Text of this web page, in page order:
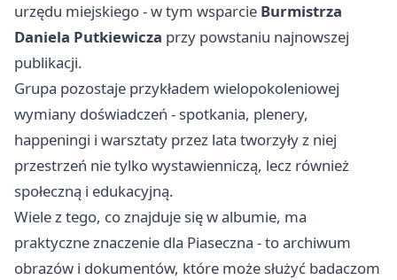
urzędu miejskiego - w tym wsparcie Burmistrza
Daniela Putkiewicza przy powstaniu najnowszej
publikacji.
Grupa pozostaje przykładem wielopokoleniowej
wymiany doświadczeń - spotkania, plenery,
happeningi i warsztaty przez lata tworzyły z niej
przestrzeń nie tylko wystawienniczą, lecz również
społeczną i edukacyjną.
Wiele z tego, co znajduje się w albumie, ma
praktyczne znaczenie dla Piaseczna - to archiwum
obrazów i dokumentów, które może służyć badaczom